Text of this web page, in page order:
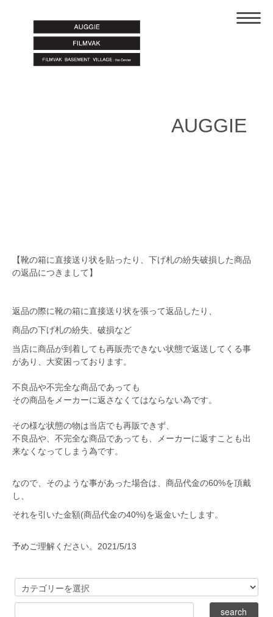
AUGGIE
【靴の箱に直接送り状を貼ったり、下げ札の紛失破損した商品
の返品につきまして】
返品の際に靴の箱に直接送り状を張って返品したり、
商品の下げ札の紛失、破損など
当店に商品が到着しても再販売できない状態で返送してくる事
があり、大変困っております。
不良品や不完全な商品であっても
その商品をメーカーに返さなくてはならない為です。
その様な状態の物は当店でも再販できず、
不良品や、不完全な商品であっても、メーカーに返すことも出
来なくなってしまう為です。
なので、そのような事があった場合は、商品代金の60%を頂戴
し、
それを引いた金額(商品代金の40%)を返金いたします。
予めご理解ください。2021/5/13